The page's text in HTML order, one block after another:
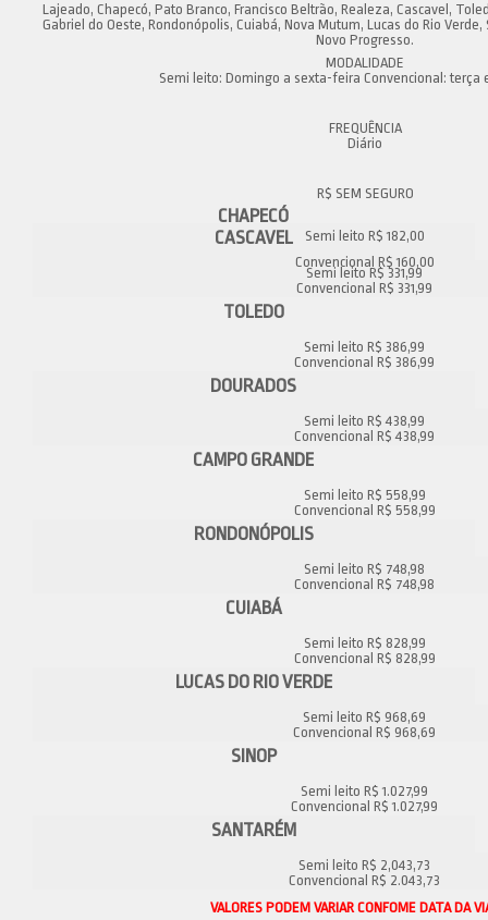
Lajeado, Chapecó, Pato Branco, Francisco Beltrão, Realeza, Cascavel,
Gabriel do Oeste, Rondonópolis, Cuiabá, Nova Mutum, Lucas do Rio
Novo Progresso.
Semi leito: Domingo a sexta-feira Convencional: terça
Diário
CHAPECÓ
Semi leito R$ 182,00
Convencional R$ 160,00
CASCAVEL
Semi leito R$ 331,99
Convencional R$ 331,99
TOLEDO
Semi leito R$ 386,99
Convencional R$ 386,99
DOURADOS
Semi leito R$ 438,99
Convencional R$ 438,99
CAMPO GRANDE
Semi leito R$ 558,99
Convencional R$ 558,99
RONDONÓPOLIS
Semi leito R$ 748,98
Convencional R$ 748,98
CUIABÁ
Semi leito R$ 828,99
Convencional R$ 828,99
LUCAS DO RIO VERDE
Semi leito R$ 968,69
Convencional R$ 968,69
SINOP
Semi leito R$ 1.027,99
Convencional R$ 1.027,99
SANTARÉM
Semi leito R$ 2,043,73
Convencional R$ 2.043,73
VALORES PODEM VARIAR CONFOME DATA DA